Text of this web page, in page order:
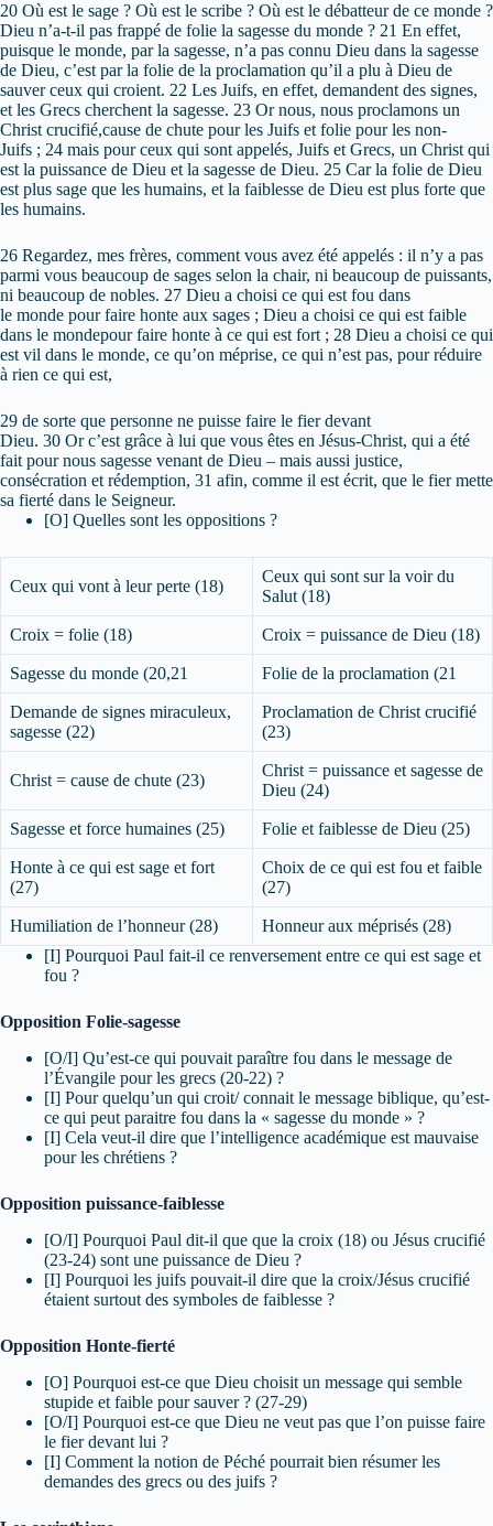
20 Où est le sage ? Où est le scribe ? Où est le débatteur de ce monde ?
Dieu n’a-t-il pas frappé de folie la sagesse du monde ? 21 En effet,
puisque le monde, par la sagesse, n’a pas connu Dieu dans la sagesse
de Dieu, c’est par la folie de la proclamation qu’il a plu à Dieu de
sauver ceux qui croient. 22 Les Juifs, en effet, demandent des signes,
et les Grecs cherchent la sagesse. 23 Or nous, nous proclamons un
Christ crucifié,cause de chute pour les Juifs et folie pour les non-
Juifs ; 24 mais pour ceux qui sont appelés, Juifs et Grecs, un Christ qui
est la puissance de Dieu et la sagesse de Dieu. 25 Car la folie de Dieu
est plus sage que les humains, et la faiblesse de Dieu est plus forte que
les humains.
26 Regardez, mes frères, comment vous avez été appelés : il n’y a pas
parmi vous beaucoup de sages selon la chair, ni beaucoup de puissants,
ni beaucoup de nobles. 27 Dieu a choisi ce qui est fou dans
le monde pour faire honte aux sages ; Dieu a choisi ce qui est faible
dans le mondepour faire honte à ce qui est fort ; 28 Dieu a choisi ce qui
est vil dans le monde, ce qu’on méprise, ce qui n’est pas, pour réduire
à rien ce qui est,
29 de sorte que personne ne puisse faire le fier devant
Dieu. 30 Or c’est grâce à lui que vous êtes en Jésus-Christ, qui a été
fait pour nous sagesse venant de Dieu – mais aussi justice,
consécration et rédemption, 31 afin, comme il est écrit, que le fier mette
sa fierté dans le Seigneur.
[O] Quelles sont les oppositions ?
Ceux qui vont à leur perte (18)
Ceux qui sont sur la voir du
Salut (18)
Croix = folie (18) Croix = puissance de Dieu (18)
Sagesse du monde (20,21 Folie de la proclamation (21
Demande de signes miraculeux,
sagesse (22)
Proclamation de Christ crucifié
(23)
Christ = cause de chute (23)
Christ = puissance et sagesse de
Dieu (24)
Sagesse et force humaines (25) Folie et faiblesse de Dieu (25)
Honte à ce qui est sage et fort
(27)
Choix de ce qui est fou et faible
(27)
Humiliation de l’honneur (28)
Honneur aux méprisés (28)
[I] Pourquoi Paul fait-il ce renversement entre ce qui est sage et
fou ?
Opposition Folie-sagesse
[O/I] Qu’est-ce qui pouvait paraître fou dans le message de
l’Évangile pour les grecs (20-22) ?
[I] Pour quelqu’un qui croit/ connait le message biblique, qu’est-
ce qui peut paraitre fou dans la « sagesse du monde » ?
[I] Cela veut-il dire que l’intelligence académique est mauvaise
pour les chrétiens ?
Opposition puissance-faiblesse
[O/I] Pourquoi Paul dit-il que que la croix (18) ou Jésus crucifié
(23-24) sont une puissance de Dieu ?
[I] Pourquoi les juifs pouvait-il dire que la croix/Jésus crucifié
étaient surtout des symboles de faiblesse ?
Opposition Honte-fierté
[O] Pourquoi est-ce que Dieu choisit un message qui semble
stupide et faible pour sauver ? (27-29)
[O/I] Pourquoi est-ce que Dieu ne veut pas que l’on puisse faire
le fier devant lui ?
[I] Comment la notion de Péché pourrait bien résumer les
demandes des grecs ou des juifs ?